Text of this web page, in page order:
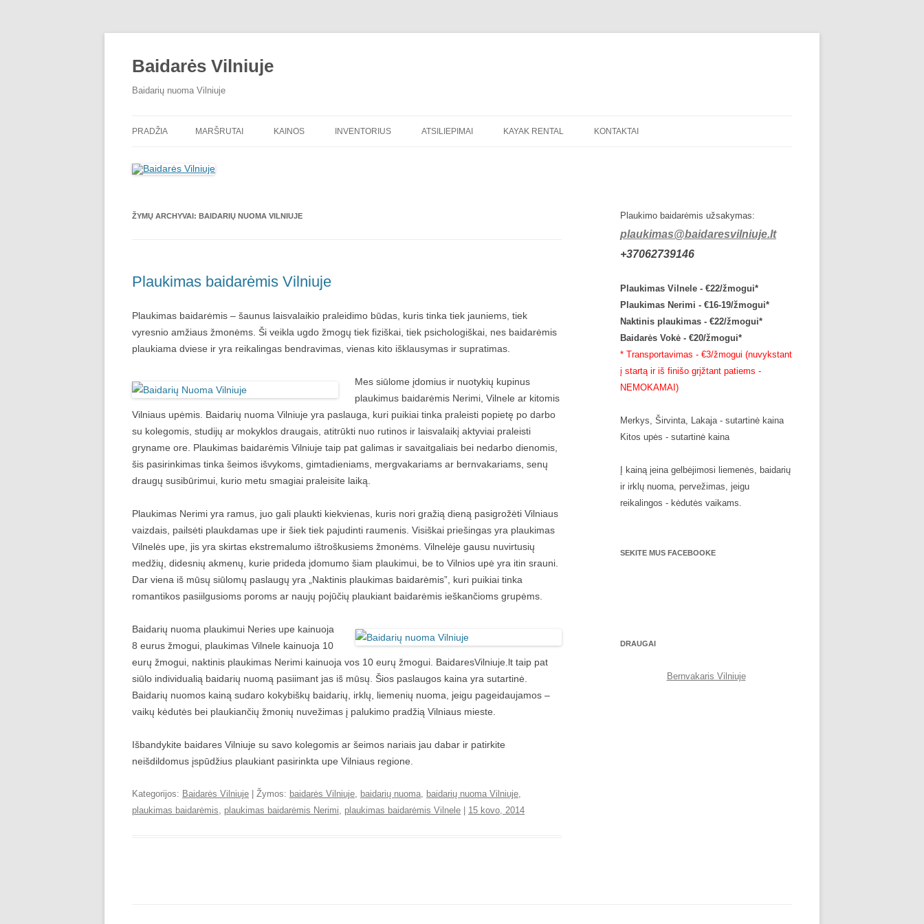
Baidarės Vilniuje
Baidarių nuoma Vilniuje
prie
PRADŽIA MARŠRUTAI
EKSTREMALUS TURAS
BAIDARĖS ŠIRVINTA
KAINOS INVENTORIUS ATSILIEPIMAI KAYAK RENTAL KONTAKTAI
ŽYMŲ ARCHYVAI: BAIDARIŲ NUOMA VILNIUJE
Plaukimas baidarėmis Vilniuje
Plaukimas baidarėmis – šaunus laisvalaikio praleidimo būdas, kuris tinka tiek jauniems, tiek
vyresnio amžiaus žmonėms. Ši veikla ugdo žmogų tiek fiziškai, tiek psichologiškai, nes baidarėmis
plaukiama dviese ir yra reikalingas bendravimas, vienas kito išklausymas ir supratimas.
Mes siūlome įdomius ir nuotykių kupinus
plaukimus baidarėmis Nerimi, Vilnele ar kitomis
Vilniaus upėmis. Baidarių nuoma Vilniuje yra paslauga, kuri puikiai tinka praleisti popietę po darbo
su kolegomis, studijų ar mokyklos draugais, atitrūkti nuo rutinos ir laisvalaikį aktyviai praleisti
gryname ore. Plaukimas baidarėmis Vilniuje taip pat galimas ir savaitgaliais bei nedarbo dienomis,
šis pasirinkimas tinka šeimos išvykoms, gimtadieniams, mergvakariams ar bernvakariams, senų
draugų susibūrimui, kurio metu smagiai praleisite laiką.
Plaukimas Nerimi yra ramus, juo gali plaukti kiekvienas, kuris nori gražią dieną pasigrožėti Vilniaus
vaizdais, pailsėti plaukdamas upe ir šiek tiek pajudinti raumenis. Visiškai priešingas yra plaukimas
Vilnelės upe, jis yra skirtas ekstremalumo ištroškusiems žmonėms. Vilnelėje gausu nuvirtusių
medžių, didesnių akmenų, kurie prideda įdomumo šiam plaukimui, be to Vilnios upė yra itin srauni.
Dar viena iš mūsų siūlomų paslaugų yra „Naktinis plaukimas baidarėmis”, kuri puikiai tinka
romantikos pasiilgusioms poroms ar naujų pojūčių plaukiant baidarėmis ieškančioms grupėms.
Baidarių nuoma plaukimui Neries upe kainuoja
8 eurus žmogui, plaukimas Vilnele kainuoja 10
eurų žmogui, naktinis plaukimas Nerimi kainuoja vos 10 eurų žmogui. BaidaresVilniuje.lt taip pat
siūlo individualią baidarių nuomą pasiimant jas iš mūsų. Šios paslaugos kaina yra sutartinė.
Baidarių nuomos kainą sudaro kokybiškų baidarių, irklų, liemenių nuoma, jeigu pageidaujamos –
vaikų kėdutės bei plaukiančių žmonių nuvežimas į palukimo pradžią Vilniaus mieste.
Išbandykite baidares Vilniuje su savo kolegomis ar šeimos nariais jau dabar ir patirkite
neišdildomus įspūdžius plaukiant pasirinkta upe Vilniaus regione.
Kategorijos: Baidarės Vilniuje | Žymos: baidarės Vilniuje, baidarių nuoma, baidarių nuoma Vilniuje,
plaukimas baidarėmis, plaukimas baidarėmis Nerimi, plaukimas baidarėmis Vilnele 15 kovo, 2014
Plaukimo baidarėmis užsakymas:
plaukimas@baidaresvilniuje.lt
+37062739146
Plaukimas Vilnele - €22/žmogui*
Plaukimas Nerimi - €16-19/žmogui*
Naktinis plaukimas - €22/žmogui*
Baidarės Vokė - €20/žmogui*
* Transportavimas - €3/žmogui (nuvykstant
į startą ir iš finišo grįžtant patiems -
NEMOKAMAI)
Merkys, Širvinta, Lakaja - sutartinė kaina
Kitos upės - sutartinė kaina
Į kainą įeina gelbėjimosi liemenės, baidarių
ir irklų nuoma, pervežimas, jeigu
reikalingos - kėdutės vaikams.
SEKITE MUS FACEBOOKE
DRAUGAI
Bernvakaris Vilniuje